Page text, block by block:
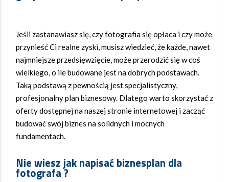
Jeśli zastanawiasz się, czy fotografia się opłaca i czy może
przynieść Ci realne zyski, musisz wiedzieć, że każde, nawet
najmniejsze przedsięwzięcie, może przerodzić się w coś
wielkiego, o ile budowane jest na dobrych podstawach.
Taką podstawą z pewnością jest specjalistyczny,
profesjonalny plan biznesowy. Dlatego warto skorzystać z
oferty dostępnej na naszej stronie internetowej i zacząć
budować swój biznes na solidnych i mocnych
fundamentach.
Nie wiesz jak napisać biznesplan dla
fotografa ?